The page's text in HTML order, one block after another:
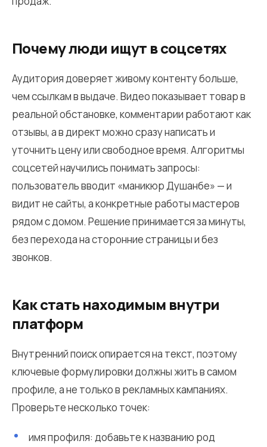
Почему люди ищут в соцсетях
Аудитория доверяет живому контенту больше,
чем ссылкам в выдаче. Видео показывает товар в
реальной обстановке, комментарии работают как
отзывы, а в директ можно сразу написать и
уточнить цену или свободное время. Алгоритмы
соцсетей научились понимать запросы:
пользователь вводит «маникюр Душанбе» — и
видит не сайты, а конкретные работы мастеров
рядом с домом. Решение принимается за минуты,
без перехода на сторонние страницы и без
звонков.
Как стать находимым внутри
платформ
Внутренний поиск опирается на текст, поэтому
ключевые формулировки должны жить в самом
профиле, а не только в рекламных кампаниях.
Проверьте несколько точек:
имя профиля: добавьте к названию род